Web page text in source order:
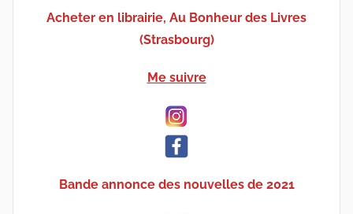
Acheter en librairie, Au Bonheur des Livres
(Strasbourg)
Me suivre
Bande annonce des nouvelles de 2021